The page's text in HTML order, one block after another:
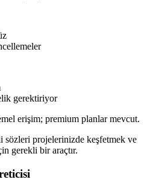
gerektiriyor
erişim; premium planlar mevcut.
sözleri projelerinizde keşfetmek ve
gerekli bir araçtır.